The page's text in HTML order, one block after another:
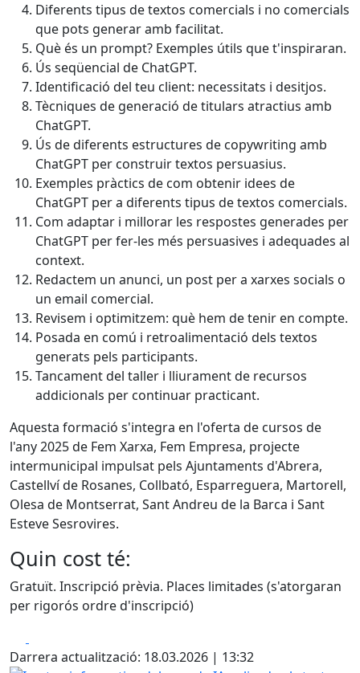
Diferents tipus de textos comercials i no comercials
que pots generar amb facilitat.
Què és un prompt? Exemples útils que t'inspiraran.
Ús seqüencial de ChatGPT.
Identificació del teu client: necessitats i desitjos.
Tècniques de generació de titulars atractius amb
ChatGPT.
Ús de diferents estructures de copywriting amb
ChatGPT per construir textos persuasius.
Exemples pràctics de com obtenir idees de
ChatGPT per a diferents tipus de textos comercials.
Com adaptar i millorar les respostes generades per
ChatGPT per fer-les més persuasives i adequades al
context.
Redactem un anunci, un post per a xarxes socials o
un email comercial.
Revisem i optimitzem: què hem de tenir en compte.
Posada en comú i retroalimentació dels textos
generats pels participants.
Tancament del taller i lliurament de recursos
addicionals per continuar practicant.
Aquesta formació s'integra en l'oferta de cursos de
l'any 2025 de Fem Xarxa, Fem Empresa, projecte
intermunicipal impulsat pels Ajuntaments d'Abrera,
Castellví de Rosanes, Collbató, Esparreguera, Martorell,
Olesa de Montserrat, Sant Andreu de la Barca i Sant
Esteve Sesrovires.
Quin cost té:
Gratuït. Inscripció prèvia. Places limitades (s'atorgaran
per rigorós ordre d'inscripció)
Darrera actualització: 18.03.2026 | 13:32